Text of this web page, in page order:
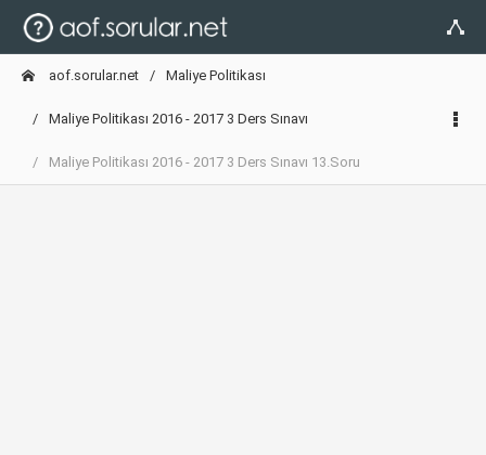
aof.sorular.net Maliye Politikası
Maliye Politikası 2016 - 2017 3 Ders Sınavı
Maliye Politikası 2016 - 2017 3 Ders Sınavı 13.Soru